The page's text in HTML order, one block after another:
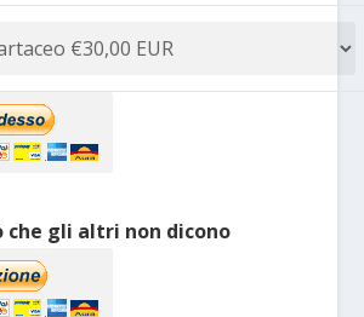
che gli altri non dicono